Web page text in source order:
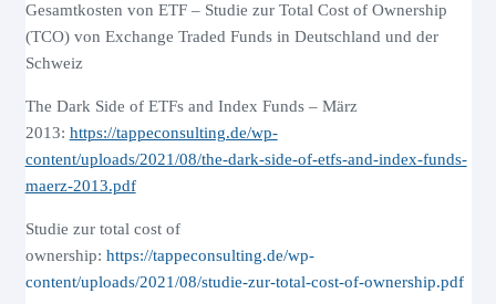
Gesamtkosten von ETF – Studie zur Total Cost of Ownership
(TCO) von Exchange Traded Funds in Deutschland und der
Schweiz
The Dark Side of ETFs and Index Funds – März
2013: https://tappeconsulting.de/wp-
content/uploads/2021/08/the-dark-side-of-etfs-and-index-funds-
maerz-2013.pdf
Studie zur total cost of
ownership: https://tappeconsulting.de/wp-
content/uploads/2021/08/studie-zur-total-cost-of-ownership.pdf